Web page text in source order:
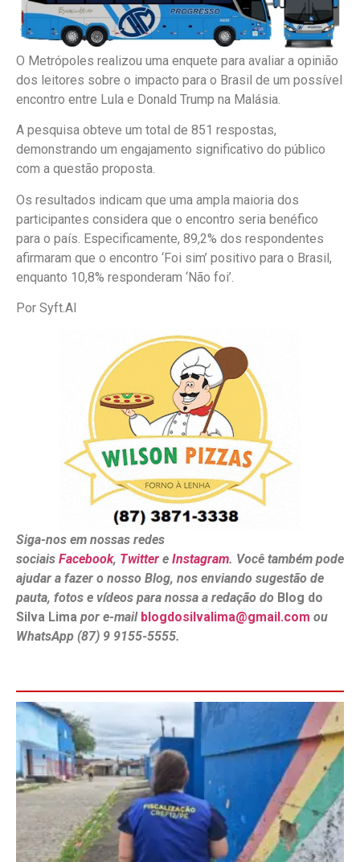
O Metrópoles realizou uma enquete para avaliar a opinião
dos leitores sobre o impacto para o Brasil de um possível
encontro entre Lula e Donald Trump na Malásia.
A pesquisa obteve um total de 851 respostas,
demonstrando um engajamento significativo do público
com a questão proposta.
Os resultados indicam que uma ampla maioria dos
participantes considera que o encontro seria benéfico
para o país. Especificamente, 89,2% dos respondentes
afirmaram que o encontro ‘Foi sim’ positivo para o Brasil,
enquanto 10,8% responderam ‘Não foi’.
Por Syft.AI
Siga-nos em nossas redes
sociais Facebook, Twitter e Instagram. Você também pode
ajudar a fazer o nosso Blog, nos enviando sugestão de
pauta, fotos e vídeos para nossa a redação do Blog do
Silva Lima por e-mail blogdosilvalima@gmail.com ou
WhatsApp (87) 9 9155-5555.